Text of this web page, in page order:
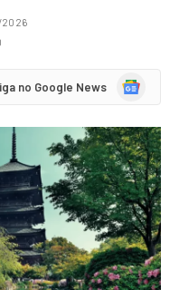
2026
no Google News
Google